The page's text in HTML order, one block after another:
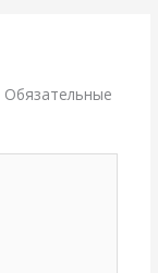
Обязательные